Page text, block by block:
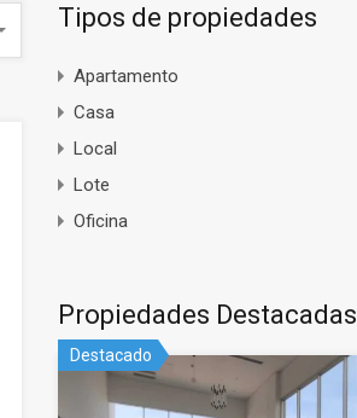
Tipos de propiedades
Apartamento
Casa
Local
Lote
Oficina
Propiedades Destacadas
Destacado